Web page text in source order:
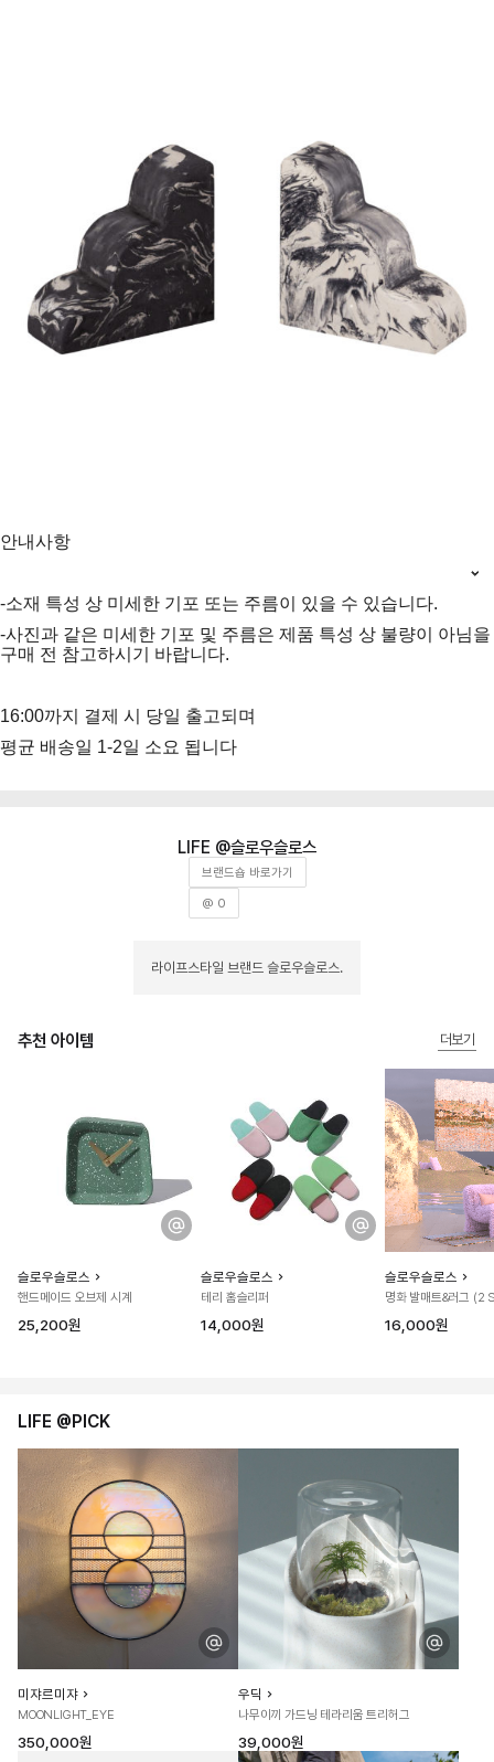
안내사항
-소재 특성 상 미세한 기포 또는 주름이 있을 수 있습니다.
-사진과 같은 미세한 기포 및 주름은 제품 특성 상 불량이 아님을
구매 전 참고하시기 바랍니다.
16:00까지 결제 시 당일 출고되며
평균 배송일 1-2일 소요 됩니다
슬로우슬로스
브랜드숍 바로가기
@ 0
라이프스타일 브랜드 슬로우슬로스.
추천 아이템 더보기
슬로우슬로스
핸드메이드 오브제 시계
25,200원
슬로우슬로스
테리 홈슬리퍼
14,000원
슬로우슬로스
명화 발매트&러그 (2
16,000원
LIFE @PICK
미쟈르미쟈
MOONLIGHT_EYE
350,000원
우딕
나무이끼 가드닝 테라리움 트리허그
39,000원